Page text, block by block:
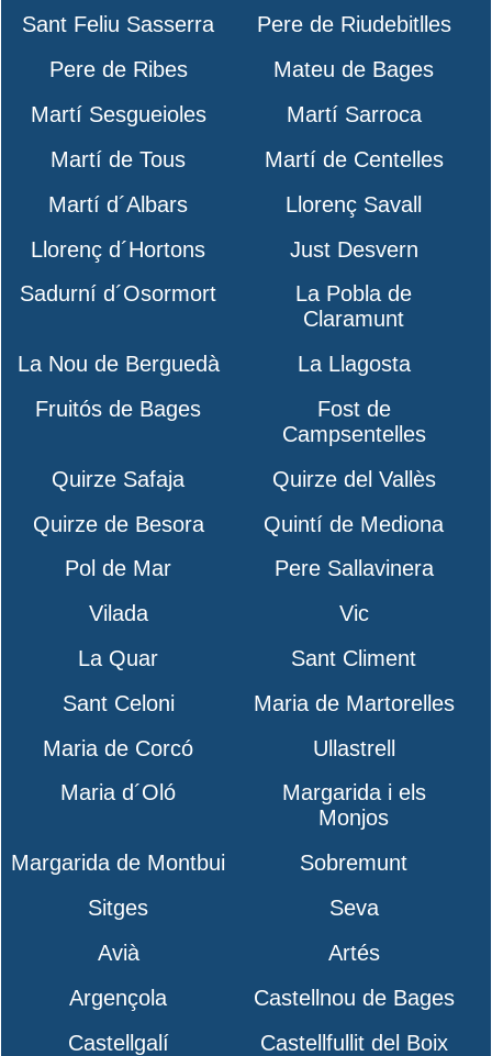
Sant Feliu Sasserra
Pere de Riudebitlles
Pere de Ribes
Mateu de Bages
Martí Sesgueioles
Martí Sarroca
Martí de Tous
Martí de Centelles
Martí d´Albars
Llorenç Savall
Llorenç d´Hortons
Just Desvern
Sadurní d´Osormort
La Pobla de
Claramunt
La Nou de Berguedà
La Llagosta
Fruitós de Bages
Fost de
Campsentelles
Quirze Safaja
Quirze del Vallès
Quirze de Besora
Quintí de Mediona
Pol de Mar
Pere Sallavinera
Vilada
Vic
La Quar
Sant Climent
Sant Celoni
Maria de Martorelles
Maria de Corcó
Ullastrell
Maria d´Oló
Margarida i els
Monjos
Margarida de Montbui
Sobremunt
Sitges
Seva
Avià
Artés
Argençola
Castellnou de Bages
Castellgalí
Castellfullit del Boix